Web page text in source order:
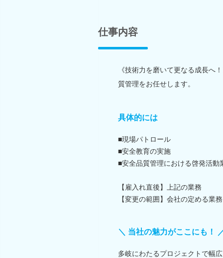
仕事内容
《技術力を磨いて更なる成長へ
質管理をお任せします。
具体的には
■現場パトロール
■安全教育の実施
■安全品質管理における啓発活動
【雇入れ直後】上記の業務
【変更の範囲】会社の定める業務
＼ 当社の魅力がここにも！
多岐にわたるプロジェクトで幅